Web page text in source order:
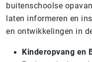
buitenschoolse
laten informeren en
en ontwikkelingen in
Kinderopvang en